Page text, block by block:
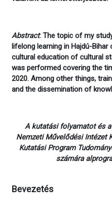
Abstract: The topic of my
lifelong learning in Hajdú-
cultural education of cultural
was performed covering the
2020. Among other things,
and the dissemination of
A kutatási folyamatot és
Nemzeti Művelődési Intézet
Kutatási Program
számára
Bevezetés